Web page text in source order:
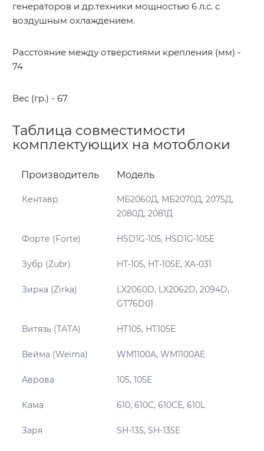
генераторов и др.техники мощностью 6 л.с. с
воздушным охлаждением.
Расстояние между отверстиями крепления (мм) -
74
Вес (гр.) - 67
Таблица совместимости
комплектующих на мотоблоки
Производитель Модель
Кентавр
МБ2060Д, МБ2070Д, 2075Д,
2080Д, 2081Д
Форте (Forte) HSD1G-105, HSD1G-105E
Зубр (Zubr) HT-105, HT-105E, XA-031
Зирка (Zirka)
LX2060D, LX2062D, 2094D,
GT76D01
Витязь (ТАТА) HT105, HT105E
Вейма (Weima) WM1100А, WM1100АE
Аврова 105, 105E
Кама 610, 610С, 610CE, 610L
Заря SH-135, SH-135E